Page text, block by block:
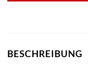
BESCHREIBUNG